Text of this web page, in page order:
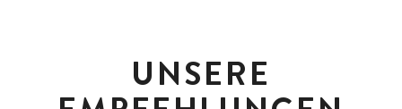
UNSERE